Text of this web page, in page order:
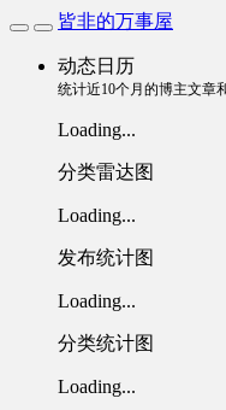
皆非的万事屋
动态日历
统计近10个月的博主文章
Loading...
分类雷达图
Loading...
发布统计图
Loading...
分类统计图
Loading...